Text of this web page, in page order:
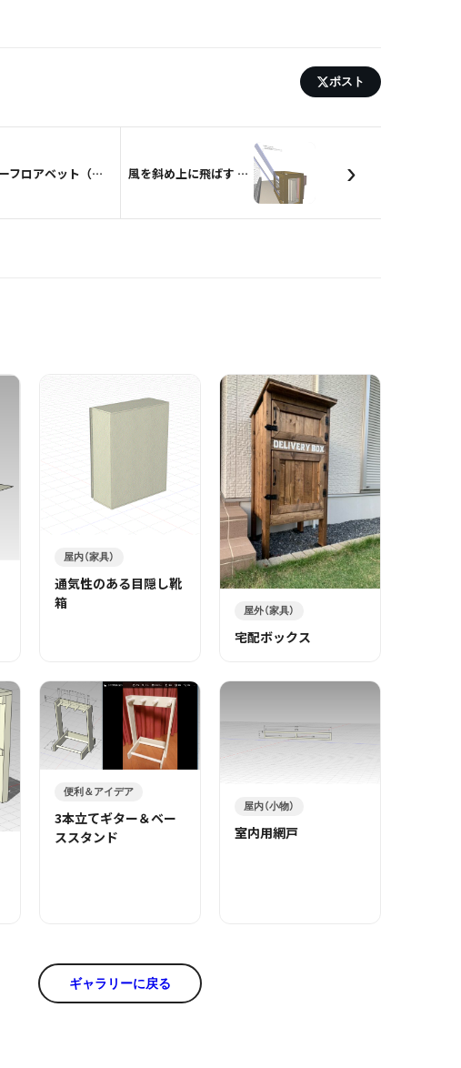
ポスト
ローフロアベット（クイーンサイズ） 風を斜め上に飛ばす エアコン室外機カバー ›
屋内（家具）
通気性のある目隠し靴
箱
屋外（家具）
宅配ボックス
便利＆アイデア
3本立てギター＆ベー
ススタンド
屋内（小物）
室内用網戸
ギャラリーに戻る